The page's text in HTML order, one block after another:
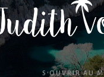
S'OUVRIR AU